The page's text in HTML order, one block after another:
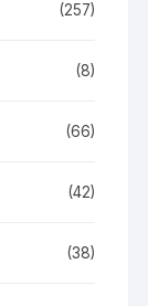
(257)
(8)
(66)
(42)
(38)